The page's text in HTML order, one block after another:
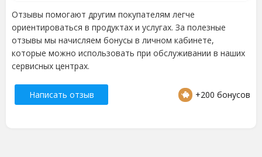
Отзывы помогают другим покупателям легче
ориентироваться в продуктах и услугах. За полезные
отзывы мы начисляем бонусы в личном кабинете,
которые можно использовать при обслуживании в наших
сервисных центрах.
Написать отзыв +200 бонусов